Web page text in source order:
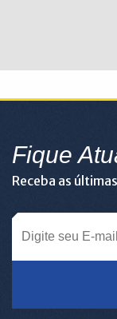
Fique
Receba as